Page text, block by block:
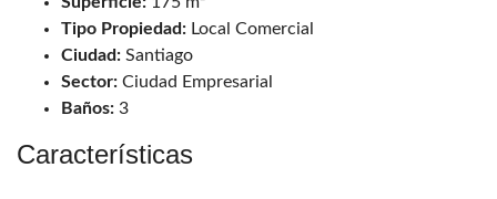
Tipo Propiedad: Local Comercial
Ciudad: Santiago
Sector: Ciudad Empresarial
Baños: 3
Características